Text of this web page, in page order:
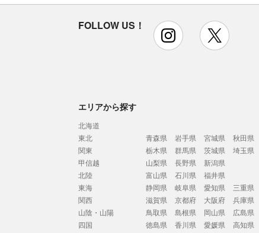
FOLLOW US！ instagram
エリアから探す
北海道
東北
青森県 岩手県 宮城県 秋田県
関東
栃木県 群馬県 茨城県 埼玉県
甲信越
山梨県 長野県
新潟県
北陸
富山県 石川県
福井県
東海
静岡県 岐阜県 愛知県
三重県
関西
滋賀県 京都府 大阪府 兵庫県
山陰・山陽
鳥取県 島根県 岡山県 広島県
四国
徳島県 香川県 愛媛県
高知県